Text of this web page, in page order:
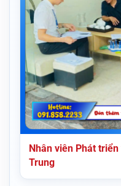
Nhân viên Phát
Trung